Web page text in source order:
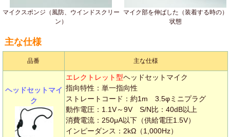
マイクスポンジ（風防、ウインドスクリー
ン）
マイク部を伸ばした（装着する時の）
状態
主な仕様
品番 主な仕様
ヘッドセットマイ
ク
エレクトレット型ヘッドセットマイク
指向特性：単一指向性
ストレートコード：約1m 3.5φミニプラグ
動作電圧：1.1V～9V S/N比：40dB以上
消費電流：250μA以下（供給電圧1.5V）
インピーダンス：2kΩ（1,000Hz）